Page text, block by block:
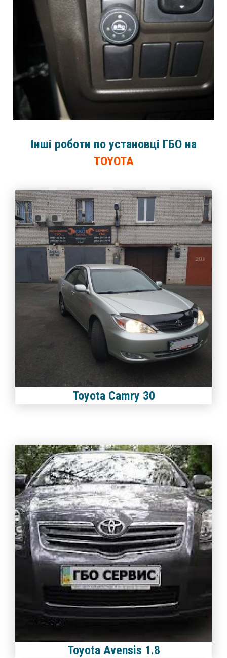
Інші роботи по установці ГБО на
TOYOTA
Toyota Camry 30
Toyota Avensis 1.8